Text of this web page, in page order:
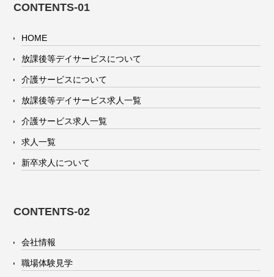
CONTENTS-01
HOME
放課後等デイサービスについて
介護サービスについて
放課後等デイサービス求人一覧
介護サービス求人一覧
求人一覧
新卒求人について
CONTENTS-02
会社情報
職場体験見学